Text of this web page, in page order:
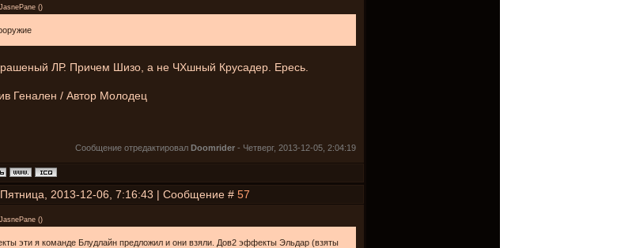
JasnePane ()
ЛР. Причем Шизо, а не ЧХшный Крусадер. Ересь.
Генален / Автор Молодец
Сообщение отредактировал Doomrider - Четверг, 2013-12-05, 2:04:19
2013-12-06, 7:16:43 | Сообщение # 57
JasnePane ()
эти я команде Блудлайн предложил и они взяли. Дов2 эффекты Эльдар (взяты